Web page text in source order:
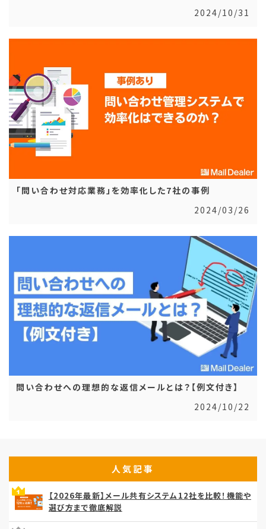
2024/10/31
「問い合わせ対応業務」を効率化した7社の事例
2024/03/26
問い合わせへの理想的な返信メールとは？【例文付き】
2024/10/22
人気記事
【2026年最新】メール共有システム12社を比較！機能や
選び方まで徹底解説